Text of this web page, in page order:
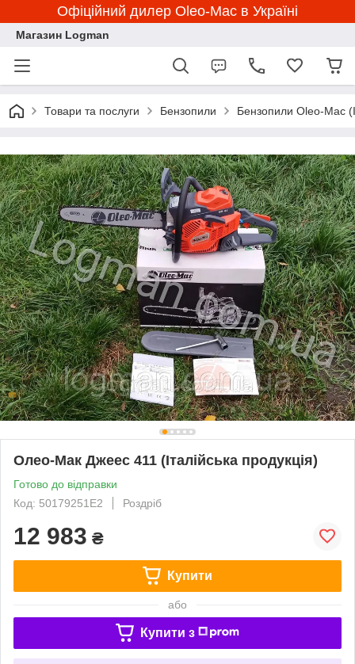
Офіційний дилер Oleo-Mac в Україні
Магазин Logman
Товари та послуги Бензопили Бензопили Oleo-Mac
Олео-Мак Джеес 411 (Італійська продукція)
Готово до відправки
Код: 50179251E2
Роздріб
12 983 ₴
Купити
або
Купити з